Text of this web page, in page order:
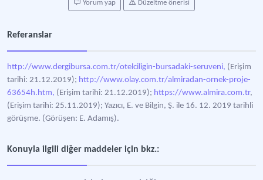
Yorum yap Düzeltme önerisi
Referanslar
http://www.dergibursa.com.tr/otelciligin-bursadaki-seruveni, (Erişim
tarihi: 21.12.2019); http://www.olay.com.tr/almiradan-ornek-proje-
63654h.htm, (Erişim tarihi: 21.12.2019); https://www.almira.com.tr,
(Erişim tarihi: 25.11.2019); Yazıcı, E. ve Bilgin, Ş. ile 16. 12. 2019 tarihli
görüşme. (Görüşen: E. Adamış).
Konuyla ilgili diğer maddeler için bkz.: